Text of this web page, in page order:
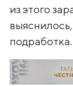
из этого
подработка.